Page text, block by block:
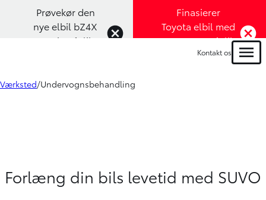
Prøvekør den
nye elbil bZ4X
Touring (Klik
Finasierer
Toyota elbil med
1,99% rente (Klik
her)
Kontakt os Menu
Værksted Undervognsbehandling
Forlæng din bils levetid med SUVO